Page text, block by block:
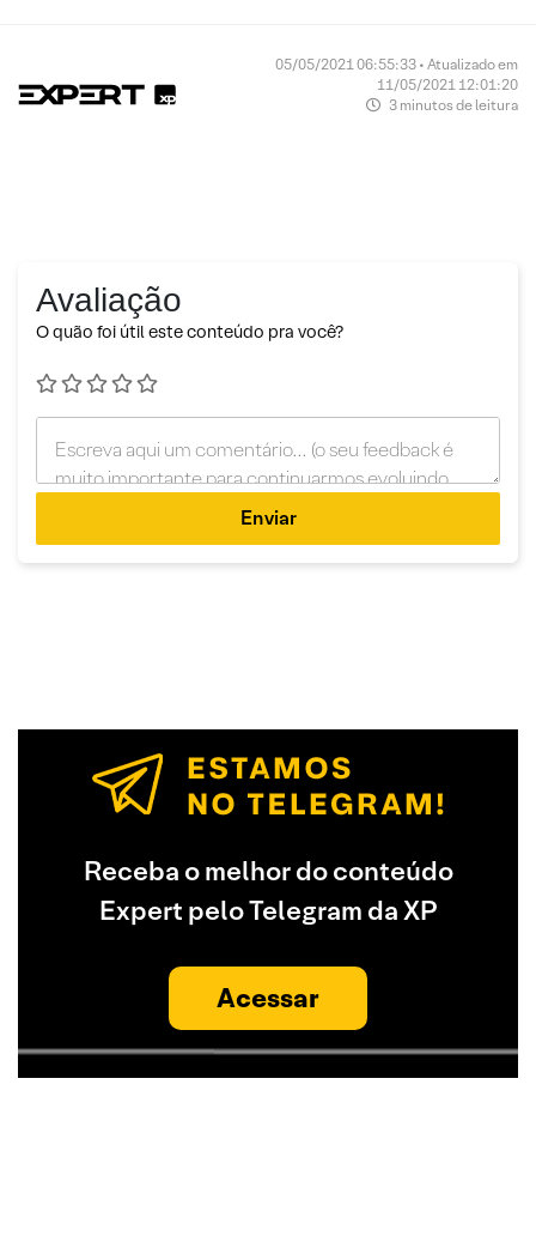
05/05/2021 06:55:33 • Atualizado em
11/05/2021 12:01:20
3 minutos de leitura
Avaliação
O quão foi útil este conteúdo pra você?
Enviar
Receba o melhor do conteúdo
Expert pelo Telegram da XP
Acessar